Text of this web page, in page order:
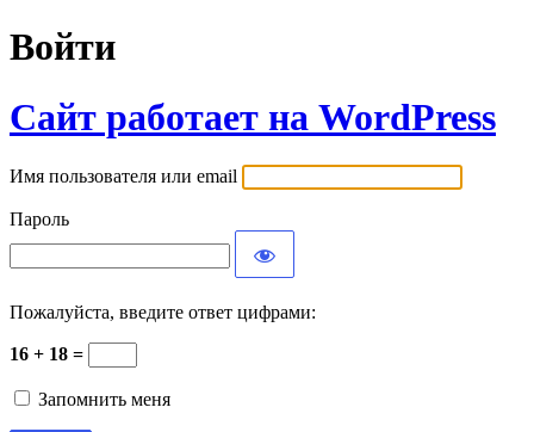
Войти
Сайт работает на WordPress
Имя пользователя или email
Пароль
Пожалуйста, введите ответ цифрами:
16 + 18 =
Запомнить меня